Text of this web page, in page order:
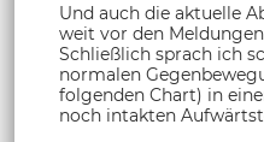
Und auch die aktuelle
weit vor den
Schließlich sprach ich
normalen
folgenden Chart) in
noch intakten